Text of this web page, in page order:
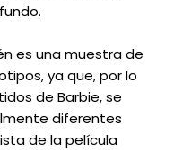
es una muestra de
ya que, por lo
de Barbie, se
diferentes
de la película